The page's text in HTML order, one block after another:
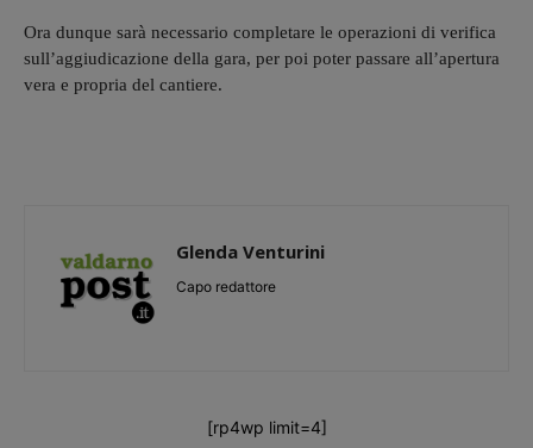
Ora dunque sarà necessario completare le operazioni di verifica
sull’aggiudicazione della gara, per poi poter passare all’apertura
vera e propria del cantiere.
Glenda Venturini
Capo redattore
[rp4wp limit=4]